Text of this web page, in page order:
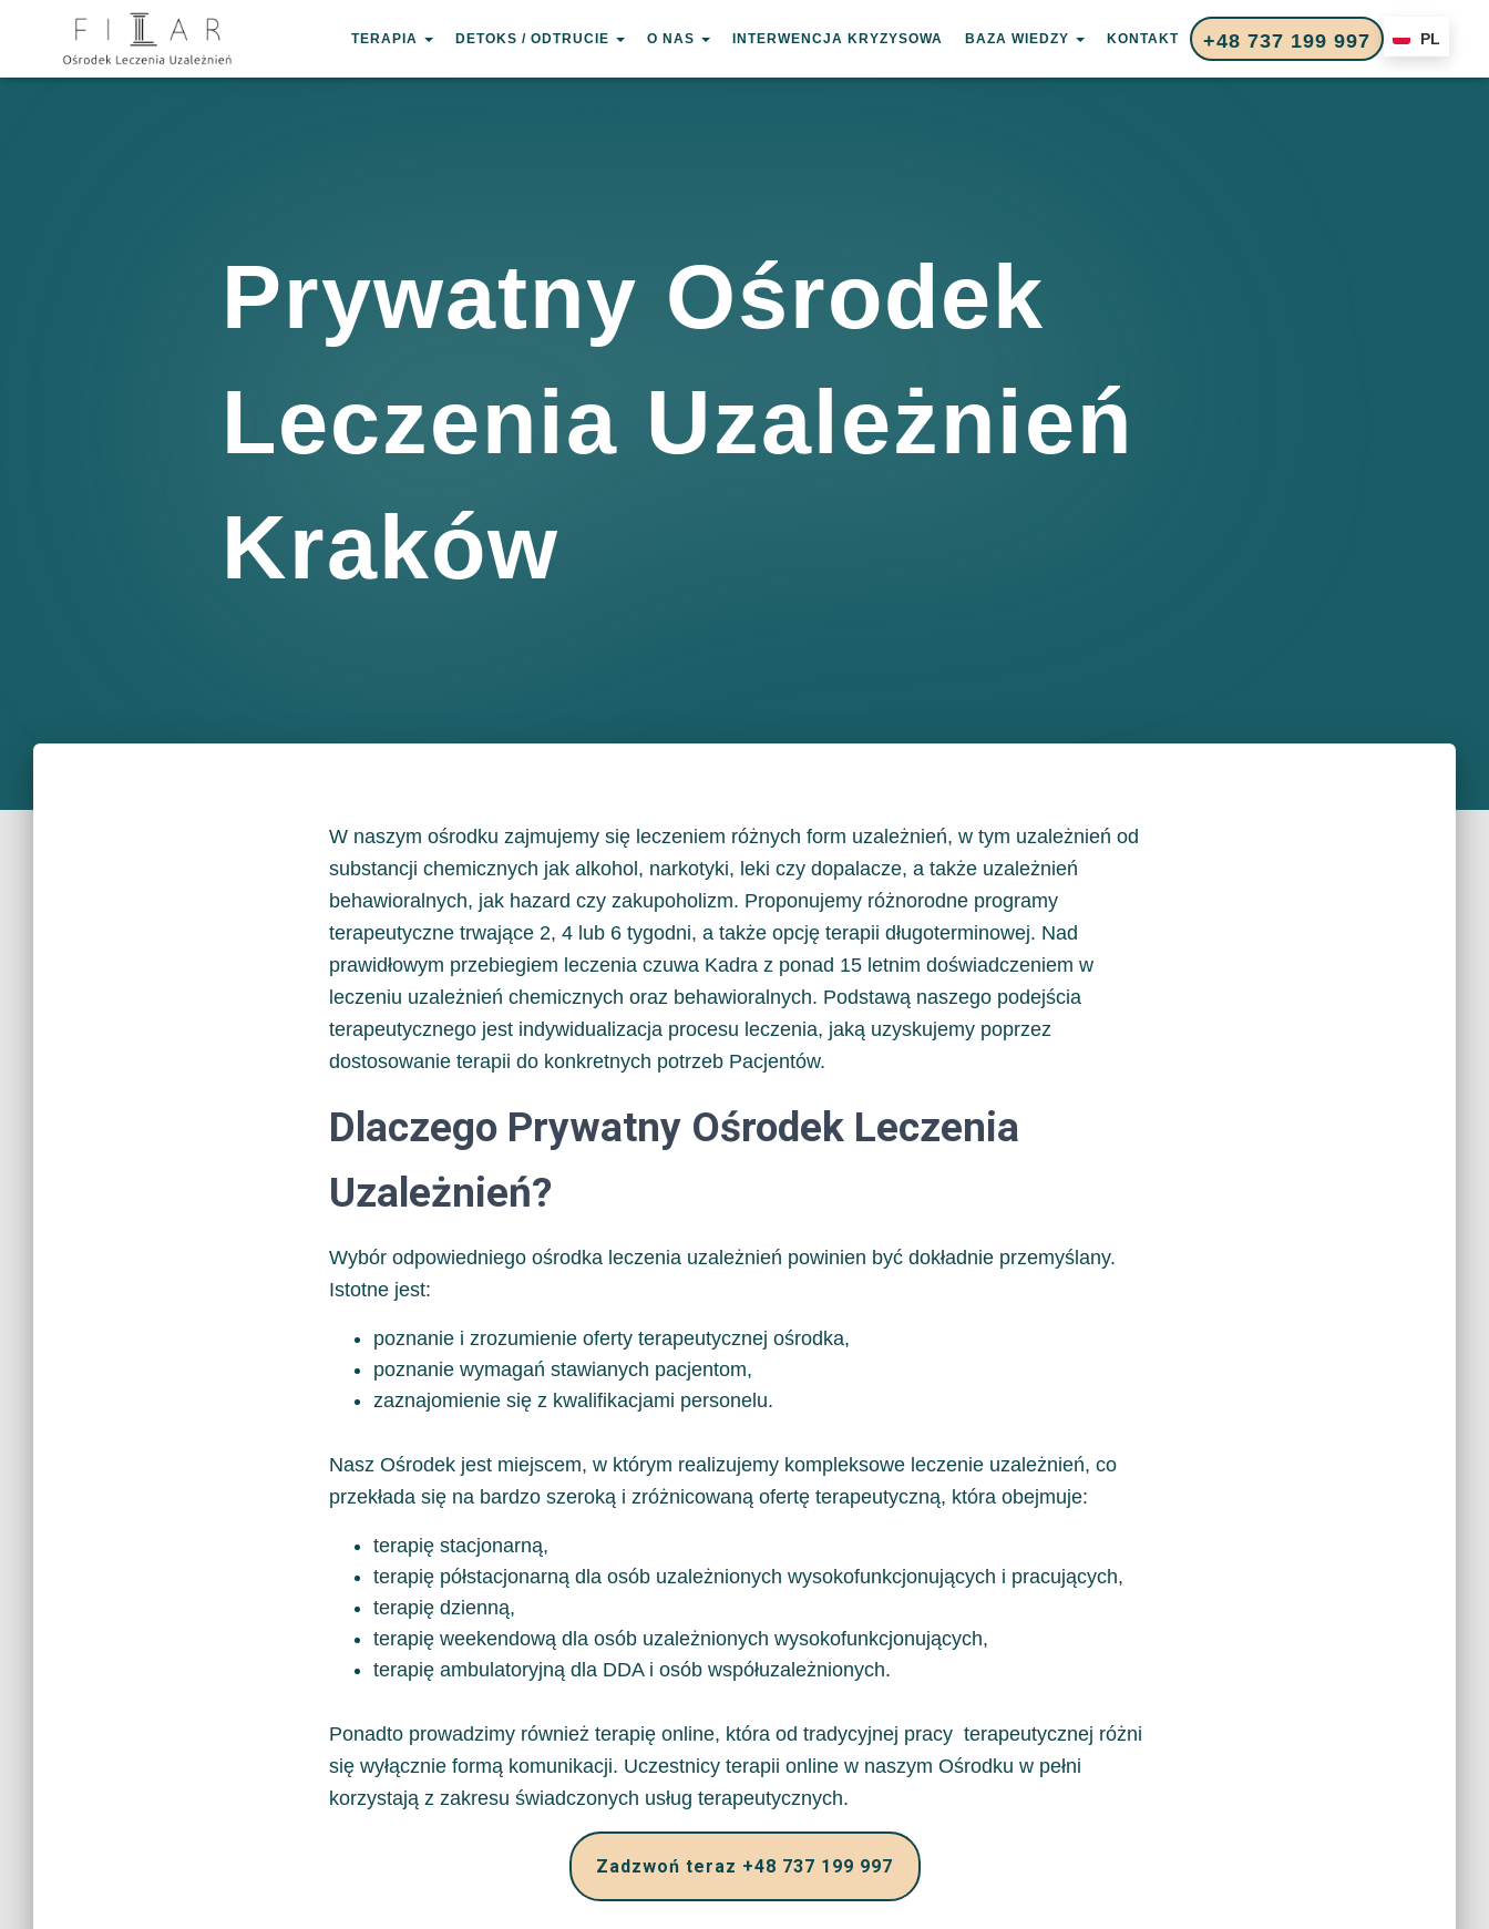
TERAPIA DETOKS / ODTRUCIE O NAS INTERWENCJA KRYZYSOWA BAZA WIEDZY KONTAKT +48 737 199 997 PL
Prywatny Ośrodek
Leczenia Uzależnień
Kraków
W naszym ośrodku zajmujemy się leczeniem różnych form uzależnień, w tym uzależnień od
substancji chemicznych jak alkohol, narkotyki, leki czy dopalacze, a także uzależnień
behawioralnych, jak hazard czy zakupoholizm. Proponujemy różnorodne programy
terapeutyczne trwające 2, 4 lub 6 tygodni, a także opcję terapii długoterminowej. Nad
prawidłowym przebiegiem leczenia czuwa Kadra z ponad 15 letnim doświadczeniem w
leczeniu uzależnień chemicznych oraz behawioralnych. Podstawą naszego podejścia
terapeutycznego jest indywidualizacja procesu leczenia, jaką uzyskujemy poprzez
dostosowanie terapii do konkretnych potrzeb Pacjentów.
Dlaczego Prywatny Ośrodek Leczenia
Uzależnień?
Wybór odpowiedniego ośrodka leczenia uzależnień powinien być dokładnie przemyślany.
Istotne jest:
poznanie i zrozumienie oferty terapeutycznej ośrodka,
poznanie wymagań stawianych pacjentom,
zaznajomienie się z kwalifikacjami personelu.
Nasz Ośrodek jest miejscem, w którym realizujemy kompleksowe leczenie uzależnień, co
przekłada się na bardzo szeroką i zróżnicowaną ofertę terapeutyczną, która obejmuje:
terapię stacjonarną,
terapię półstacjonarną dla osób uzależnionych wysokofunkcjonujących i pracujących,
terapię dzienną,
terapię weekendową dla osób uzależnionych wysokofunkcjonujących,
terapię ambulatoryjną dla DDA i osób współuzależnionych.
Ponadto prowadzimy również terapię online, która od tradycyjnej pracy terapeutycznej różni
się wyłącznie formą komunikacji. Uczestnicy terapii online w naszym Ośrodku w pełni
korzystają z zakresu świadczonych usług terapeutycznych.
Zadzwoń teraz +48 737 199 997